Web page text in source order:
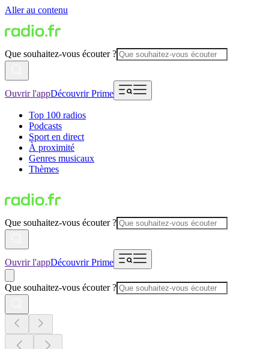
Aller au contenu
Que souhaitez-vous écouter ?
Ouvrir l'appDécouvrir Prime
Top 100 radios
Podcasts
Sport en direct
À proximité
Genres musicaux
Thèmes
Que souhaitez-vous écouter ?
Ouvrir l'appDécouvrir Prime
Que souhaitez-vous écouter ?